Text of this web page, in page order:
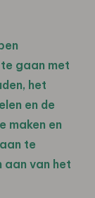
gaan met
het
en de
maken en
te
aan van het